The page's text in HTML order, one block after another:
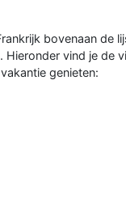
bovenaan de
vind je de
genieten: